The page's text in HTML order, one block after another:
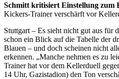
Schmitt kritisiert Einstellung zum
Kickers-Trainer verschärft vor
Stuttgart – Es sieht nicht gut aus für
schon ein Blick auf die Tabelle der
Blauen – und doch scheinen nicht
erkennen. „Manche nehmen es zu
Trainer hat vor dem Kellerduell
14 Uhr, Gazistadion) den Ton